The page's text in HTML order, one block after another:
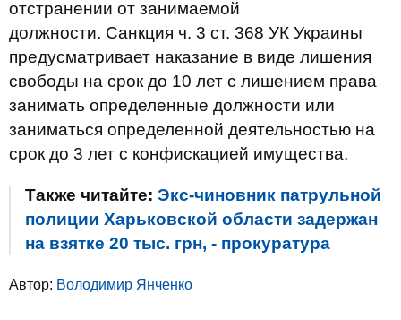
отстранении от занимаемой
должности. Санкция ч. 3 ст. 368 УК Украины
предусматривает наказание в виде лишения
свободы на срок до 10 лет с лишением права
занимать определенные должности или
заниматься определенной деятельностью на
срок до 3 лет с конфискацией имущества.
Также читайте: Экс-чиновник патрульной
полиции Харьковской области задержан
на взятке 20 тыс. грн, - прокуратура
Автор: Володимир Янченко